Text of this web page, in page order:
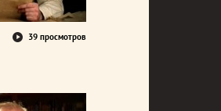
39 просмотров